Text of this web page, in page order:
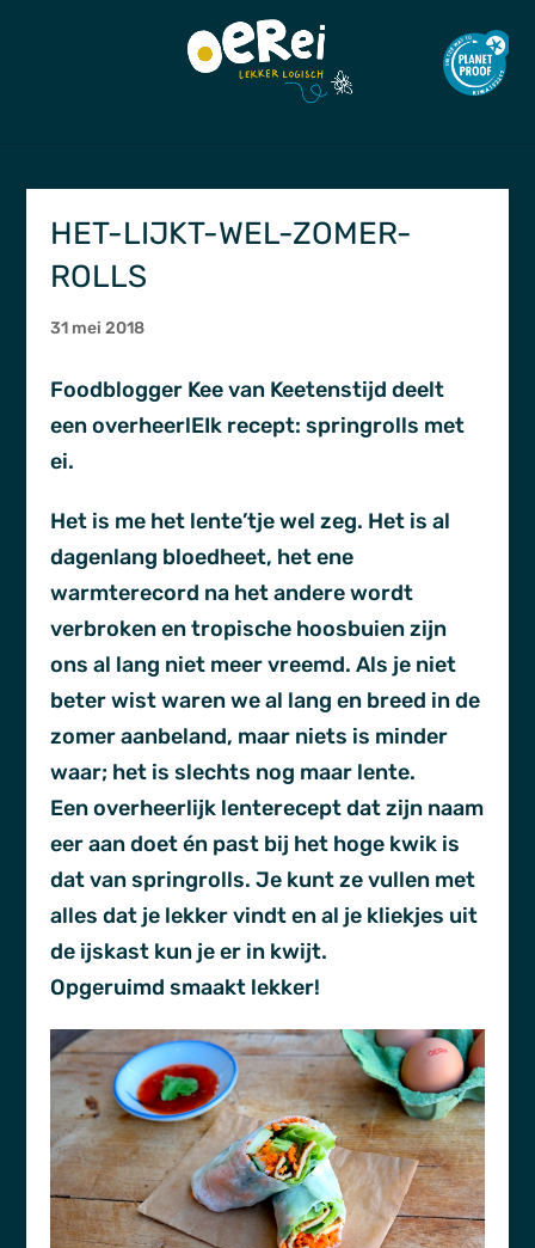
HET-LIJKT-WEL-ZOMER-
ROLLS
31 mei 2018
Foodblogger Kee van Keetenstijd deelt
een overheerlEIk recept: springrolls met
ei.
Het is me het lente’tje wel zeg. Het is al
dagenlang bloedheet, het ene
warmterecord na het andere wordt
verbroken en tropische hoosbuien zijn
ons al lang niet meer vreemd. Als je niet
beter wist waren we al lang en breed in de
zomer aanbeland, maar niets is minder
waar; het is slechts nog maar lente.
Een overheerlijk lenterecept dat zijn naam
eer aan doet én past bij het hoge kwik is
dat van springrolls. Je kunt ze vullen met
alles dat je lekker vindt en al je kliekjes uit
de ijskast kun je er in kwijt.
Opgeruimd smaakt lekker!